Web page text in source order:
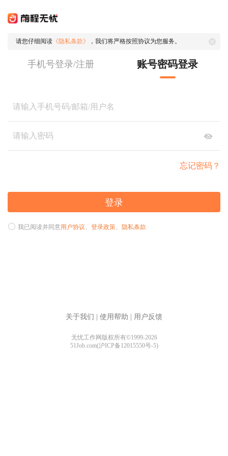
请您仔细阅读 《隐私条款》 ，我们将严格按照协议为您服务。
手机号登录/注册 账号密码登录
忘记密码？
登录
我已阅读并同意用户协议、 登录政策、 隐私条款
关于我们 使用帮助 用户反馈
无忧工作网版权所有©1999-2026
51Job.com(沪ICP备12015550号-5)